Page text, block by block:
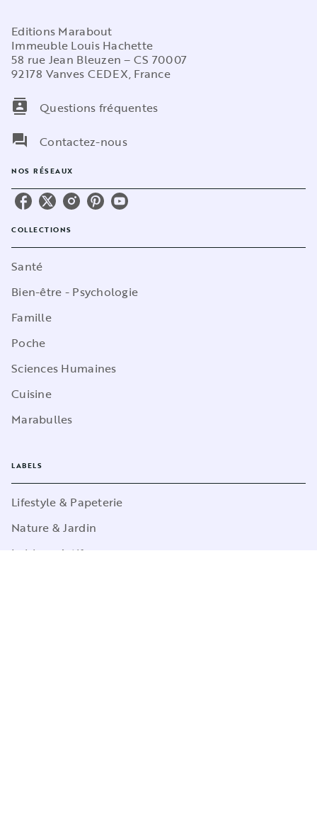
Editions Marabout
Immeuble Louis Hachette
58 rue Jean Bleuzen – CS 70007
92178 Vanves CEDEX, France
contacts
Questions fréquentes
question_answer
Contactez-nous
NOS RÉSEAUX
COLLECTIONS
Santé
Bien-être - Psychologie
Famille
Poche
Sciences Humaines
Cuisine
Marabulles
LABELS
Lifestyle & Papeterie
Nature & Jardin
Loisirs créatifs